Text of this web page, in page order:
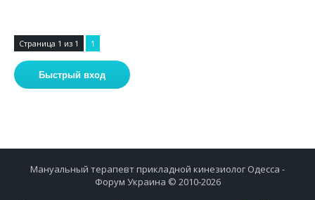
Страница 1 из 1 1
Мануальный терапевт прикладной кинезиолог Одесса -
Форум Украина © 2010-2026